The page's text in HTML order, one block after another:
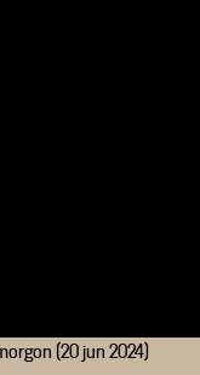
(20 jun 2024)